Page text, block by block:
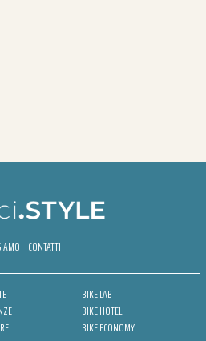
CONTATTI
BIKE LAB
BIKE HOTEL
BIKE ECONOMY